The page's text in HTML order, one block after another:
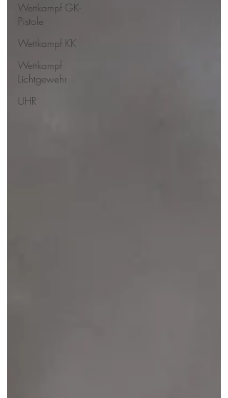
Wettkampf GK-
Pistole
Wettkampf KK
Wettkampf
Lichtgewehr
UHR